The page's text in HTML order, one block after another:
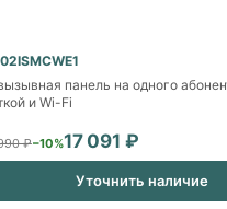
панель на одного
и Wi-Fi
₽−10%17 091 ₽
Уточнить наличие